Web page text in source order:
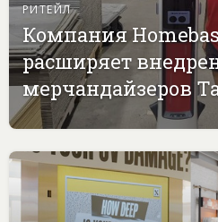
РИТЕЙЛ
Компания
расширяет
мерчандайзеров